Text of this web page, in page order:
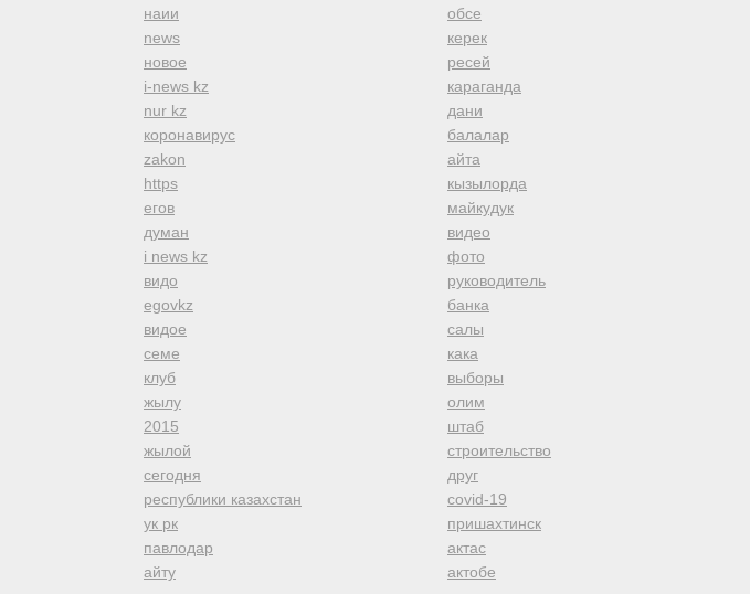
наии
news
новое
i-news kz
nur kz
коронавирус
zakon
https
егов
думан
i news kz
видо
egovkz
видое
семе
клуб
жылу
2015
жылой
сегодня
республики казахстан
ук рк
павлодар
айту
обсе
керек
ресей
караганда
дани
балалар
айта
кызылорда
майкудук
видео
фото
руководитель
банка
салы
кака
выборы
олим
штаб
строительство
друг
covid-19
пришахтинск
актас
актобе